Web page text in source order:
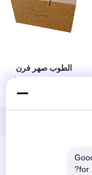
الطوب صهر فرن
موقد النار حرارية /
متوسطة واجب
for?